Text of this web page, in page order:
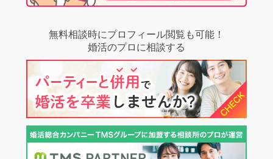
無料相談時にプロフィール閲覧も可能！
婚活のプロに相談する